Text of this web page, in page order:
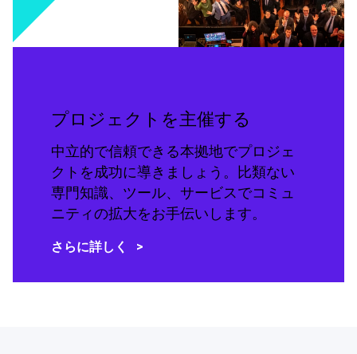
プロジェクトを主催する
中立的で信頼できる本拠地でプロジェ
クトを成功に導きましょう。比類ない
専門知識、ツール、サービスでコミュ
ニティの拡大をお手伝いします。
さらに詳しく